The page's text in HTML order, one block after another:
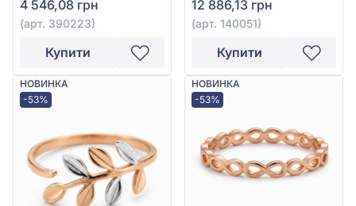
4 546,08 грн
(арт. 390223)
Купити
12 886,13 грн
(арт. 140051)
Купити
НОВИНКА
-53%
НОВИНКА
-53%